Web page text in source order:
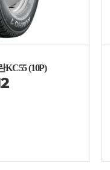
KC55 (10P)